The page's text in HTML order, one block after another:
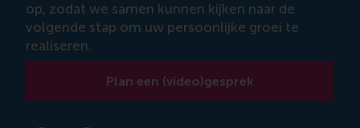
op, zodat we samen kunnen kijken naar de
volgende stap om uw persoonlijke groei te
realiseren.
Plan een (video)gesprek